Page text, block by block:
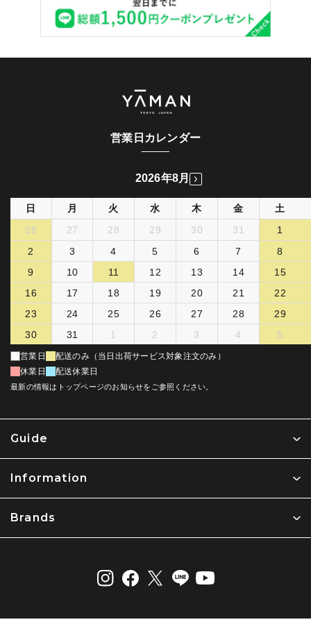
Guide
Information
Brands
営業日カレンダー
2026年8月
日 月 火 水 木 金
土
26
27 28 29 30 31
1
2
3 4 5 6 7
8
9
10 11 12 13 14
15
16
17 18 19 20 21
22
23
24 25 26 27 28
29
30
31 1 2 3 4 5
営業日
配送のみ（当日出荷サービス対象注文のみ）
休業日
配送休業日
最新の情報はトップページのお知らせをご参照ください。